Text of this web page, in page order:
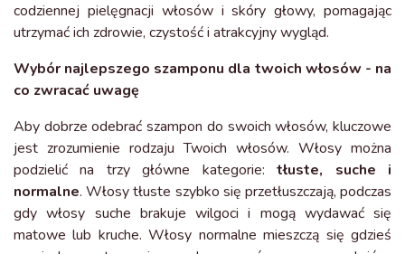
codziennej pielęgnacji włosów i skóry głowy, pomagając
utrzymać ich zdrowie, czystość i atrakcyjny wygląd.
Wybór najlepszego szamponu dla twoich włosów - na
co zwracać uwagę
Aby dobrze odebrać szampon do swoich włosów, kluczowe
jest zrozumienie rodzaju Twoich włosów. Włosy można
podzielić na trzy główne kategorie: tłuste, suche i
normalne. Włosy tłuste szybko się przetłuszczają, podczas
gdy włosy suche brakuje wilgoci i mogą wydawać się
matowe lub kruche. Włosy normalne mieszczą się gdzieś